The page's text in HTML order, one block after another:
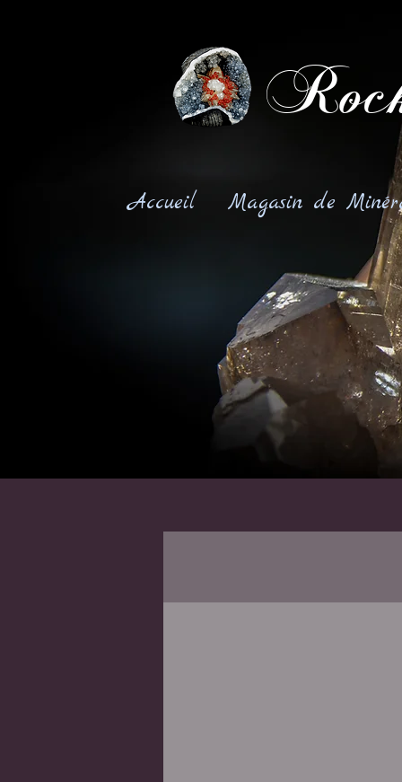
Accueil Magasin de